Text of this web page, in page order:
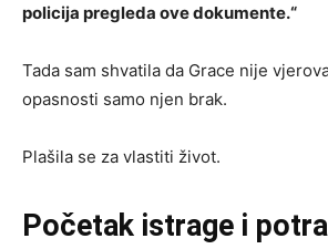
policija pregleda ove dokumente.“
Tada sam shvatila da Grace nije
opasnosti samo njen brak.
Plašila se za vlastiti život.
Početak istrage i